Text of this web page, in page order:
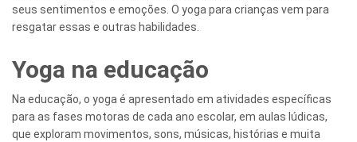
seus sentimentos e emoções. O yoga para crianças vem para
resgatar essas e outras habilidades.
Yoga na educação
Na educação, o yoga é apresentado em atividades específicas
para as fases motoras de cada ano escolar, em aulas lúdicas,
que exploram movimentos, sons, músicas, histórias e muita